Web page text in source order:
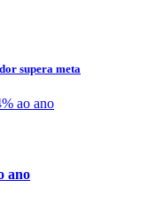
supera meta
ano